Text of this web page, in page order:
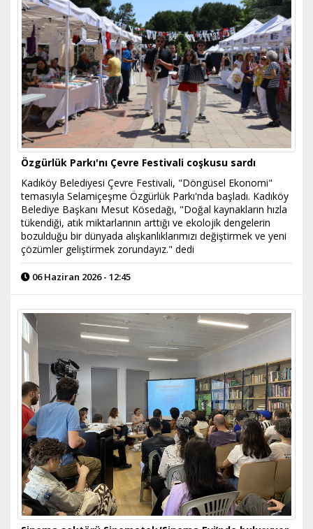
Özgürlük Parkı'nı Çevre Festivali coşkusu sardı
Kadıköy Belediyesi Çevre Festivali, "Döngüsel Ekonomi"
temasıyla Selamiçeşme Özgürlük Parkı'nda başladı. Kadıköy
Belediye Başkanı Mesut Kösedağı, "Doğal kaynakların hızla
tükendiği, atık miktarlarının arttığı ve ekolojik dengelerin
bozulduğu bir dünyada alışkanlıklarımızı değiştirmek ve yeni
çözümler geliştirmek zorundayız." dedi
06 Haziran 2026 - 12:45